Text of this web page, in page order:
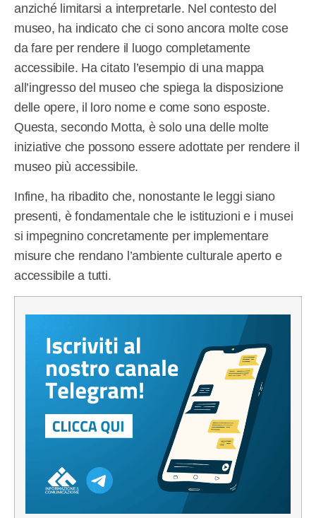
anziché limitarsi a interpretarle. Nel contesto del
museo, ha indicato che ci sono ancora molte cose
da fare per rendere il luogo completamente
accessibile. Ha citato l’esempio di una mappa
all’ingresso del museo che spiega la disposizione
delle opere, il loro nome e come sono esposte.
Questa, secondo Motta, è solo una delle molte
iniziative che possono essere adottate per rendere il
museo più accessibile.
Infine, ha ribadito che, nonostante le leggi siano
presenti, è fondamentale che le istituzioni e i musei
si impegnino concretamente per implementare
misure che rendano l’ambiente culturale aperto e
accessibile a tutti.